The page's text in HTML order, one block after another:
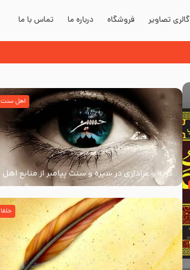
گالری تصاویر فروشگاه درباره ما تماس با ما
گریه و عزاداری در سیره و سنت پیامبر از منابع اهل
سنت
اهل سنت
خلفا